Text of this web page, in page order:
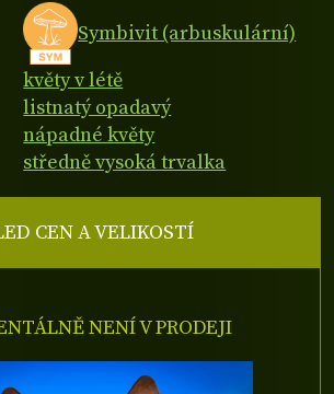
Symbivit (arbuskulární)
květy v létě
listnatý opadavý
nápadné květy
středně vysoká trvalka
CEN A VELIKOSTÍ
NENÍ V PRODEJI